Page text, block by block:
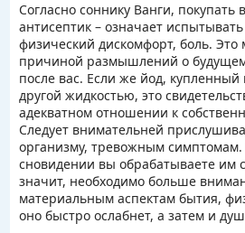
Согласно соннику Ванги, покупать
антисептик – означает
физический дискомфорт, боль. Это
причиной размышлений о
после вас. Если же йод, купленный
другой жидкостью, это
адекватном отношении к
Следует внимательней
организму, тревожным
сновидении вы обрабатываете им
значит, необходимо больше
материальным аспектам бытия,
оно быстро ослабнет, а затем и